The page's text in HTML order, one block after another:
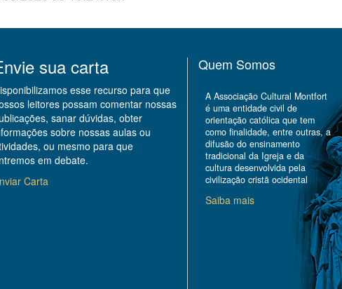
sua carta
esse recurso para que
leitores possam comentar nossas
sanar dúvidas, obter
sobre nossas aulas ou
ou mesmo para que
em debate.
Carta
Quem Somos
A Associação Cultural Montfort
é uma entidade civil de
orientação católica que tem
como finalidade, entre outras, a
difusão do ensinamento
tradicional da Igreja e da
cultura desenvolvida pela
civilização cristã ocidental
Saiba mais